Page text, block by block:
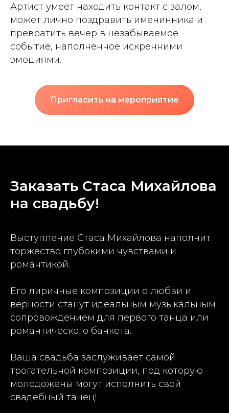
Артист умеет находить контакт с залом,
может лично поздравить именинника и
превратить вечер в незабываемое
событие, наполненное искренними
эмоциями.
Пригласить на мероприятие
Заказать Стаса Михайлова
на свадьбу!
Выступление Стаса Михайлова наполнит
торжество глубокими чувствами и
романтикой.
Его лиричные композиции о любви и
верности станут идеальным музыкальным
сопровождением для первого танца или
романтического банкета.
Ваша свадьба заслуживает самой
трогательной композиции, под которую
молодожены могут исполнить свой
свадебный танец!